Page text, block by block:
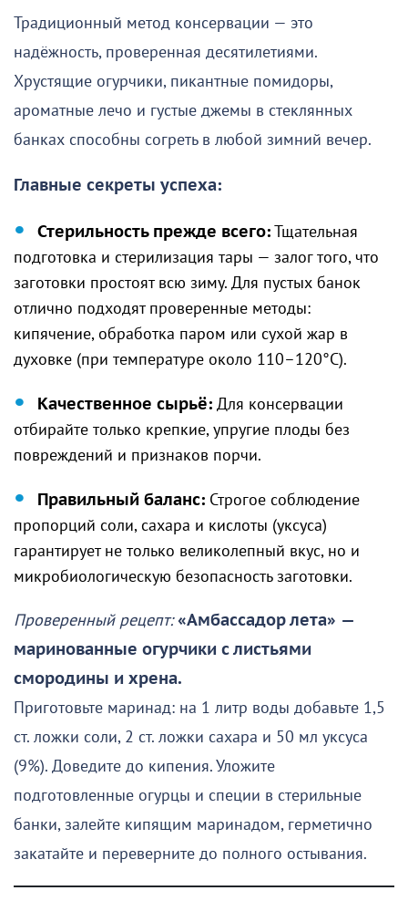
Традиционный метод консервации — это
надёжность, проверенная десятилетиями.
Хрустящие огурчики, пикантные помидоры,
ароматные лечо и густые джемы в стеклянных
банках способны согреть в любой зимний вечер.
Главные секреты успеха:
Стерильность прежде всего:Тщательная
подготовка и стерилизация тары — залог того, что
заготовки простоят всю зиму. Для пустых банок
отлично подходят проверенные методы:
кипячение, обработка паром или сухой жар в
духовке (при температуре около 110–120°C).
Качественное сырьё: Для консервации
отбирайте только крепкие, упругие плоды без
повреждений и признаков порчи.
Правильный баланс: Строгое соблюдение
пропорций соли, сахара и кислоты (уксуса)
гарантирует не только великолепный вкус, но и
микробиологическую безопасность заготовки.
Проверенный рецепт:«Амбассадор лета» —
маринованные огурчики с листьями
смородины и хрена.
Приготовьте маринад: на 1 литр воды добавьте 1,5
ст. ложки соли, 2 ст. ложки сахара и 50 мл уксуса
(9%). Доведите до кипения. Уложите
подготовленные огурцы и специи в стерильные
банки, залейте кипящим маринадом, герметично
закатайте и переверните до полного остывания.